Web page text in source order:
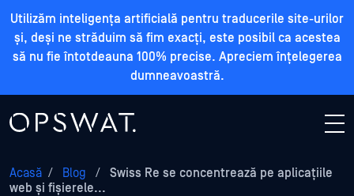
Utilizăm inteligența artificială pentru traducerile site-urilor
și, deși ne străduim să fim exacți, este posibil ca acestea
să nu fie întotdeauna 100% precise. Apreciem înțelegerea
dumneavoastră.
Acasă / Blog /
Swiss Re se concentrează pe aplicațiile
web și fișierele...